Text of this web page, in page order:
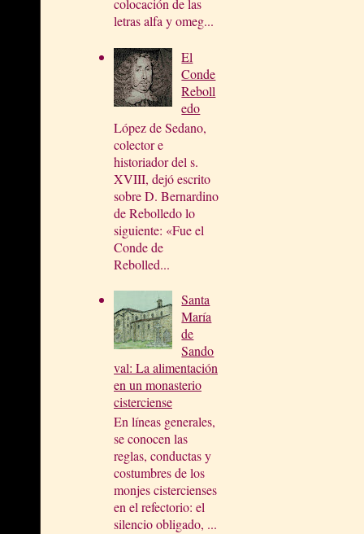
colocación de las
letras alfa y omeg...
El
Conde
Reboll
edo
López de Sedano,
colector e
historiador del s.
XVIII, dejó escrito
sobre D. Bernardino
de Rebolledo lo
siguiente: «Fue el
Conde de
Rebolled...
Santa
María
de
Sando
val: La alimentación
en un monasterio
cisterciense
En líneas generales,
se conocen las
reglas, conductas y
costumbres de los
monjes cistercienses
en el refectorio: el
silencio obligado, ...